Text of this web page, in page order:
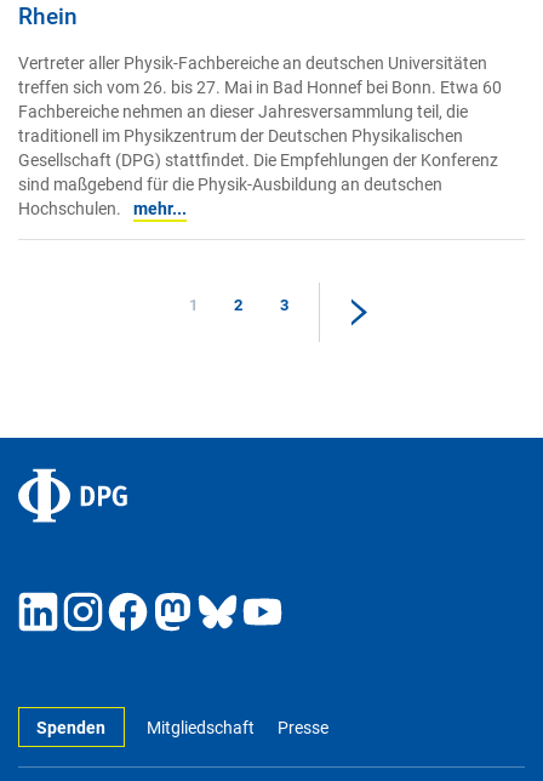
Rhein
Vertreter aller Physik-Fachbereiche an deutschen Universitäten
treffen sich vom 26. bis 27. Mai in Bad Honnef bei Bonn. Etwa 60
Fachbereiche nehmen an dieser Jahresversammlung teil, die
traditionell im Physikzentrum der Deutschen Physikalischen
Gesellschaft (DPG) stattfindet. Die Empfehlungen der Konferenz
sind maßgebend für die Physik-Ausbildung an deutschen
Hochschulen.
mehr...
1 2 3
Spenden Mitgliedschaft Presse